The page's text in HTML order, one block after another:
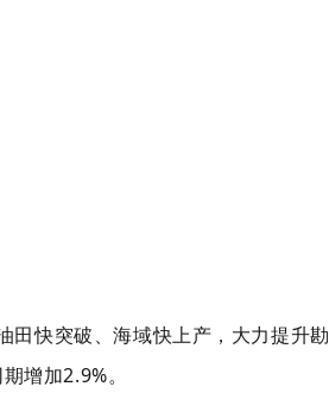
快突破、海域快上产，大力提升勘
增加2.9%。